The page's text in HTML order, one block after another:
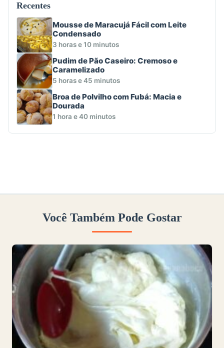
Recentes
Mousse de Maracujá Fácil com Leite
Condensado
3 horas e 10 minutos
Pudim de Pão Caseiro: Cremoso e
Caramelizado
5 horas e 45 minutos
Broa de Polvilho com Fubá: Macia e
Dourada
1 hora e 40 minutos
Você Também Pode Gostar